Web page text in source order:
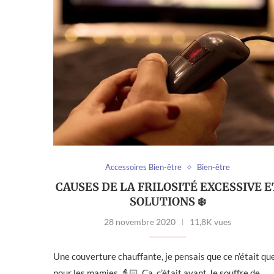
Accessoires Bien-être Bien-être
CAUSES DE LA FRILOSITÉ EXCESSIVE
SOLUTIONS ❄️
28 novembre 2020 11,8K vues
Une couverture chauffante, je pensais que ce n’était